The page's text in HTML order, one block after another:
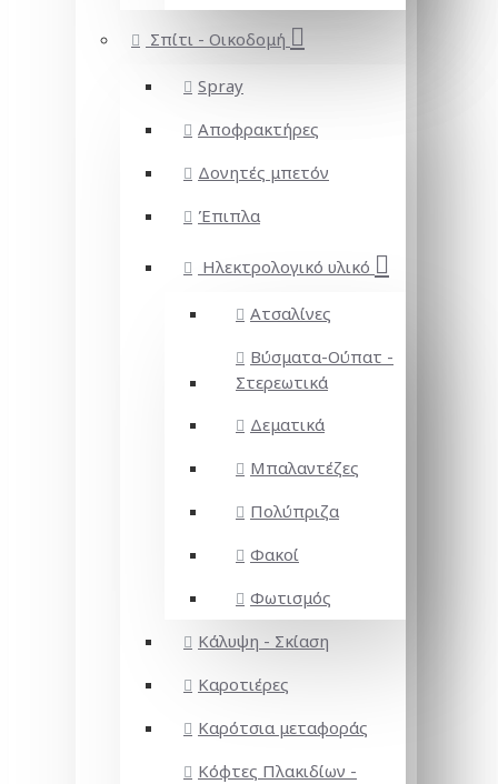
Σπίτι - Οικοδομή
Spray
Αποφρακτήρες
Δονητές μπετόν
Έπιπλα
Ηλεκτρολογικό υλικό
Ατσαλίνες
Βύσματα-Ούπατ -
Στερεωτικά
Δεματικά
Μπαλαντέζες
Πολύπριζα
Φακοί
Φωτισμός
Κάλυψη - Σκίαση
Καροτιέρες
Καρότσια μεταφοράς
Κόφτες Πλακιδίων -